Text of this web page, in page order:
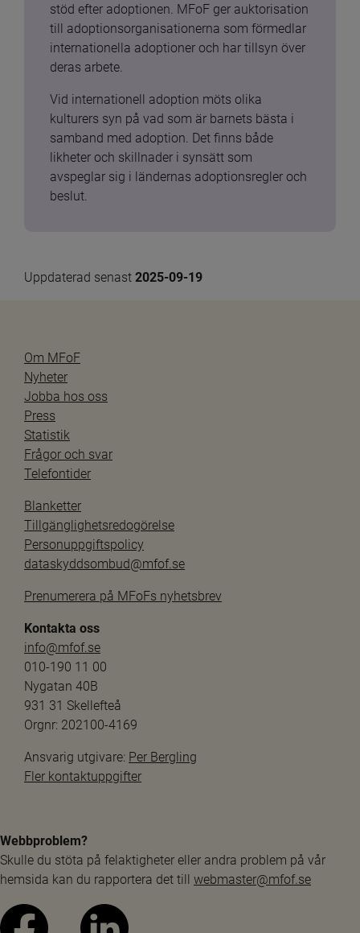
stöd efter adoptionen. MFoF ger auktorisation
till adoptionsorganisationerna som förmedlar
internationella adoptioner och har tillsyn över
deras arbete.
Vid internationell adoption möts olika
kulturers syn på vad som är barnets bästa i
samband med adoption. Det finns både
likheter och skillnader i synsätt som
avspeglar sig i ländernas adoptionsregler och
beslut.
Uppdaterad senast 2025-09-19
Om MFoF
Nyheter
Jobba hos oss
Press
Statistik
Frågor och svar
Telefontider
Blanketter
Tillgänglighetsredogörelse
Personuppgiftspolicy
dataskyddsombud@mfof.se
Prenumerera på MFoFs nyhetsbrev
Kontakta oss
info@mfof.se
010-190 11 00
Nygatan 40B
931 31 Skellefteå
Orgnr: 202100-4169
Ansvarig utgivare: Per Bergling
Fler kontaktuppgifter
Webbproblem?
Skulle du stöta på felaktigheter eller andra problem på vår
hemsida kan du rapportera det till webmaster@mfof.se